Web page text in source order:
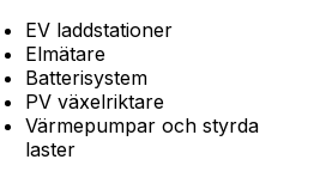
EV laddstationer
Elmätare
Batterisystem
PV växelriktare
Värmepumpar och styrda
laster